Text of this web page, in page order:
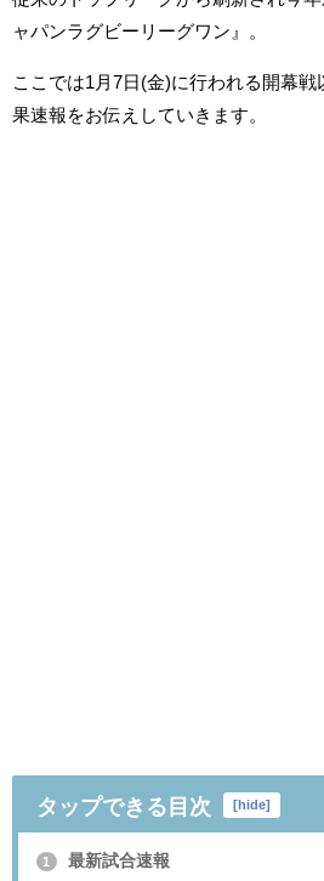
ャパンラグビーリーグワン』。
ここでは1月7日(金)に行われる開幕
果速報をお伝えしていきます。
タップできる目次 [hide]
1 最新試合速報